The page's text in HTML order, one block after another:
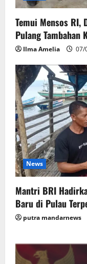
Temui Mensos RI,
Pulang Tambahan
Ilma Amelia 07/
News
Mantri BRI
Baru di Pulau
putra mandarnews